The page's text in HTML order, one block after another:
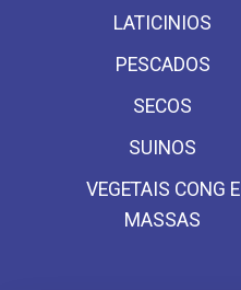
LATICINIOS
PESCADOS
SECOS
SUINOS
VEGETAIS CONG E
MASSAS